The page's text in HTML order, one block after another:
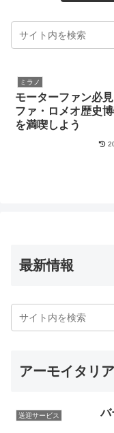
ミラノ
モーターファン必
ファ・ロメオ歴史
を満喫しよう
最新情報
アーモイタリ
送迎サービス バ